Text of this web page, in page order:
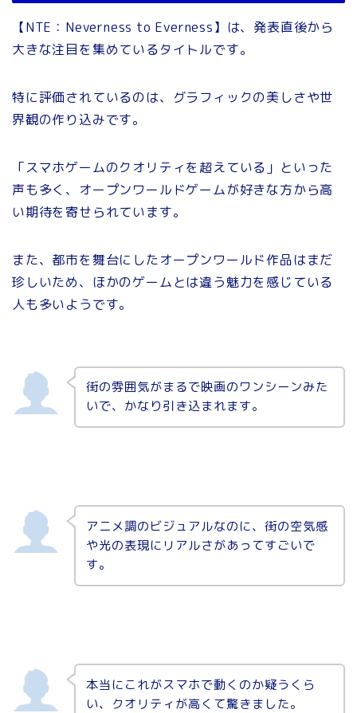
【NTE：Neverness to Everness】は、発表直後から
大きな注目を集めているタイトルです。
特に評価されているのは、グラフィックの美しさや世
界観の作り込みです。
「スマホゲームのクオリティを超えている」といった
声も多く、オープンワールドゲームが好きな方から高
い期待を寄せられています。
また、都市を舞台にしたオープンワールド作品はまだ
珍しいため、ほかのゲームとは違う魅力を感じている
人も多いようです。
街の雰囲気がまるで映画のワンシーンみた
いで、かなり引き込まれます。
アニメ調のビジュアルなのに、街の空気感
や光の表現にリアルさがあってすごいで
す。
本当にこれがスマホで動くのか疑うくら
い、クオリティが高くて驚きました。